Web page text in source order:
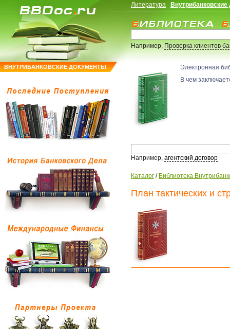
ВНУТРИБАНКОВСКИЕ ДОКУМЕНТЫ
Литература
Например,Проверка клиентов
Электронная
В чем
Например, агентский договор
Каталог / Библиотека
План тактических и